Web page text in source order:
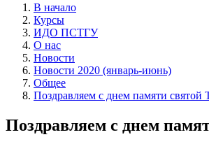
В начало
Курсы
ИДО ПСТГУ
О нас
Новости
Новости 2020 (январь-июнь)
Общее
Поздравляем с днем памяти святой
Поздравляем с днем